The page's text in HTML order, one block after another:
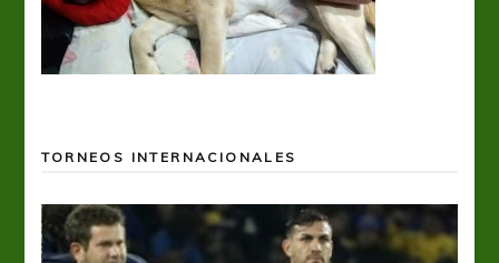
TORNEOS INTERNACIONALES